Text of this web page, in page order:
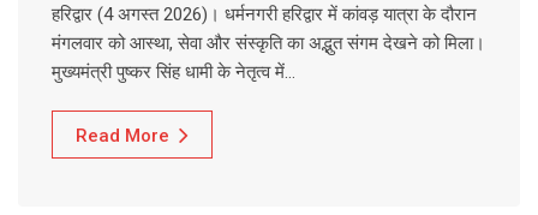
हरिद्वार (4 अगस्त 2026)। धर्मनगरी हरिद्वार में कांवड़ यात्रा के दौरान
मंगलवार को आस्था, सेवा और संस्कृति का अद्भुत संगम देखने को मिला।
मुख्यमंत्री पुष्कर सिंह धामी के नेतृत्व में…
Read More